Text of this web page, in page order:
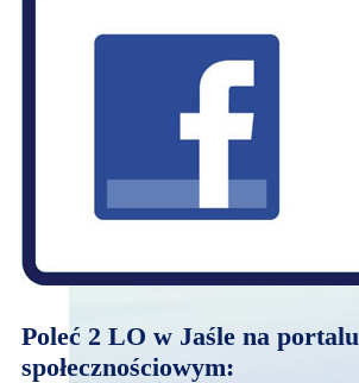
Poleć 2 LO w Jaśle na portalu
społecznościowym: